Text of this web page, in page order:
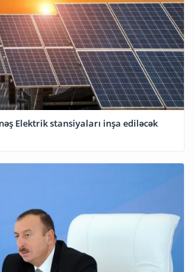
Elektrik stansiyaları inşa ediləcək